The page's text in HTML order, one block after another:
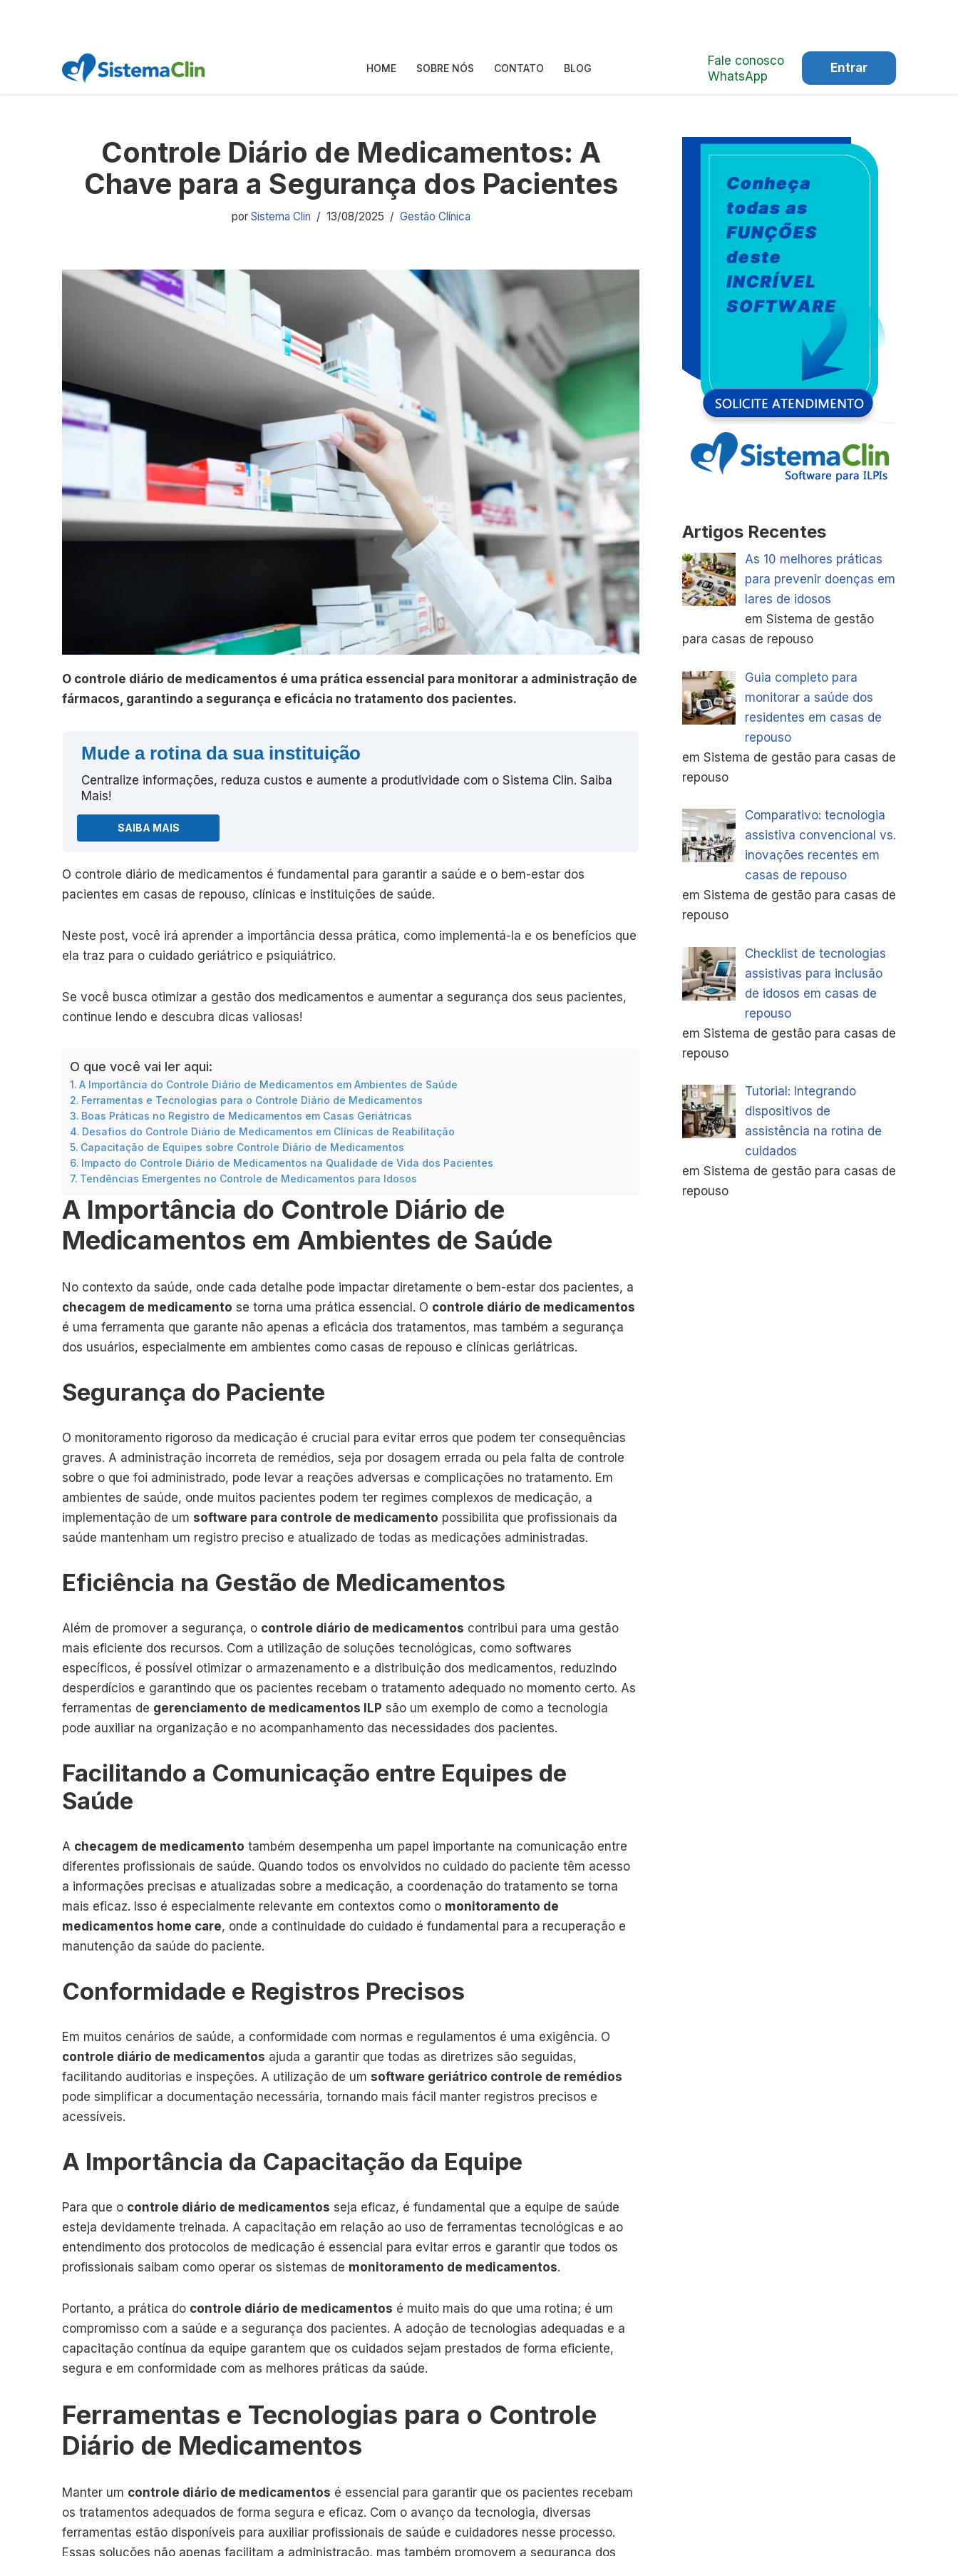
HOME SOBRE NÓS CONTATO BLOG
Fale conosco
WhatsApp
Entrar
Controle Diário de Medicamentos: A
Chave para a Segurança dos Pacientes
por Sistema Clin 13/08/2025 Gestão Clínica
O controle diário de medicamentos é uma prática essencial para monitorar a administração de
fármacos, garantindo a segurança e eficácia no tratamento dos pacientes.
Mude a rotina da sua instituição
Centralize informações, reduza custos e aumente a produtividade com o Sistema Clin. Saiba
Mais!
SAIBA MAIS
O controle diário de medicamentos é fundamental para garantir a saúde e o bem-estar dos
pacientes em casas de repouso, clínicas e instituições de saúde.
Neste post, você irá aprender a importância dessa prática, como implementá-la e os benefícios que
ela traz para o cuidado geriátrico e psiquiátrico.
Se você busca otimizar a gestão dos medicamentos e aumentar a segurança dos seus pacientes,
continue lendo e descubra dicas valiosas!
O que você vai ler aqui:
A Importância do Controle Diário de Medicamentos em Ambientes de Saúde
Ferramentas e Tecnologias para o Controle Diário de Medicamentos
Boas Práticas no Registro de Medicamentos em Casas Geriátricas
Desafios do Controle Diário de Medicamentos em Clínicas de Reabilitação
Capacitação de Equipes sobre Controle Diário de Medicamentos
Impacto do Controle Diário de Medicamentos na Qualidade de Vida dos Pacientes
Tendências Emergentes no Controle de Medicamentos para Idosos
A Importância do Controle Diário de
Medicamentos em Ambientes de Saúde
No contexto da saúde, onde cada detalhe pode impactar diretamente o bem-estar dos pacientes, a
checagem de medicamento se torna uma prática essencial. O controle diário de medicamentos
é uma ferramenta que garante não apenas a eficácia dos tratamentos, mas também a segurança
dos usuários, especialmente em ambientes como casas de repouso e clínicas geriátricas.
Segurança do Paciente
O monitoramento rigoroso da medicação é crucial para evitar erros que podem ter consequências
graves. A administração incorreta de remédios, seja por dosagem errada ou pela falta de controle
sobre o que foi administrado, pode levar a reações adversas e complicações no tratamento. Em
ambientes de saúde, onde muitos pacientes podem ter regimes complexos de medicação, a
implementação de um software para controle de medicamento possibilita que profissionais da
saúde mantenham um registro preciso e atualizado de todas as medicações administradas.
Eficiência na Gestão de Medicamentos
Além de promover a segurança, o controle diário de medicamentos contribui para uma gestão
mais eficiente dos recursos. Com a utilização de soluções tecnológicas, como softwares
específicos, é possível otimizar o armazenamento e a distribuição dos medicamentos, reduzindo
desperdícios e garantindo que os pacientes recebam o tratamento adequado no momento certo. As
ferramentas de gerenciamento de medicamentos ILP são um exemplo de como a tecnologia
pode auxiliar na organização e no acompanhamento das necessidades dos pacientes.
Facilitando a Comunicação entre Equipes de
Saúde
A checagem de medicamento também desempenha um papel importante na comunicação entre
diferentes profissionais de saúde. Quando todos os envolvidos no cuidado do paciente têm acesso
a informações precisas e atualizadas sobre a medicação, a coordenação do tratamento se torna
mais eficaz. Isso é especialmente relevante em contextos como o monitoramento de
medicamentos home care, onde a continuidade do cuidado é fundamental para a recuperação e
manutenção da saúde do paciente.
Conformidade e Registros Precisos
Em muitos cenários de saúde, a conformidade com normas e regulamentos é uma exigência. O
controle diário de medicamentos ajuda a garantir que todas as diretrizes são seguidas,
facilitando auditorias e inspeções. A utilização de um software geriátrico controle de remédios
pode simplificar a documentação necessária, tornando mais fácil manter registros precisos e
acessíveis.
A Importância da Capacitação da Equipe
Para que o controle diário de medicamentos seja eficaz, é fundamental que a equipe de saúde
esteja devidamente treinada. A capacitação em relação ao uso de ferramentas tecnológicas e ao
entendimento dos protocolos de medicação é essencial para evitar erros e garantir que todos os
profissionais saibam como operar os sistemas de monitoramento de medicamentos.
Portanto, a prática do controle diário de medicamentos é muito mais do que uma rotina; é um
compromisso com a saúde e a segurança dos pacientes. A adoção de tecnologias adequadas e a
capacitação contínua da equipe garantem que os cuidados sejam prestados de forma eficiente,
segura e em conformidade com as melhores práticas da saúde.
Ferramentas e Tecnologias para o Controle
Diário de Medicamentos
Manter um controle diário de medicamentos é essencial para garantir que os pacientes recebam
os tratamentos adequados de forma segura e eficaz. Com o avanço da tecnologia, diversas
ferramentas estão disponíveis para auxiliar profissionais de saúde e cuidadores nesse processo.
Essas soluções não apenas facilitam a administração, mas também promovem a segurança dos
Artigos Recentes
As 10 melhores práticas
para prevenir doenças em
lares de idosos
em Sistema de gestão
para casas de repouso
Guia completo para
monitorar a saúde dos
residentes em casas de
repouso
em Sistema de gestão para casas de
repouso
Comparativo: tecnologia
assistiva convencional vs.
inovações recentes em
casas de repouso
em Sistema de gestão para casas de
repouso
Checklist de tecnologias
assistivas para inclusão
de idosos em casas de
repouso
em Sistema de gestão para casas de
repouso
Tutorial: Integrando
dispositivos de
assistência na rotina de
cuidados
em Sistema de gestão para casas de
repouso